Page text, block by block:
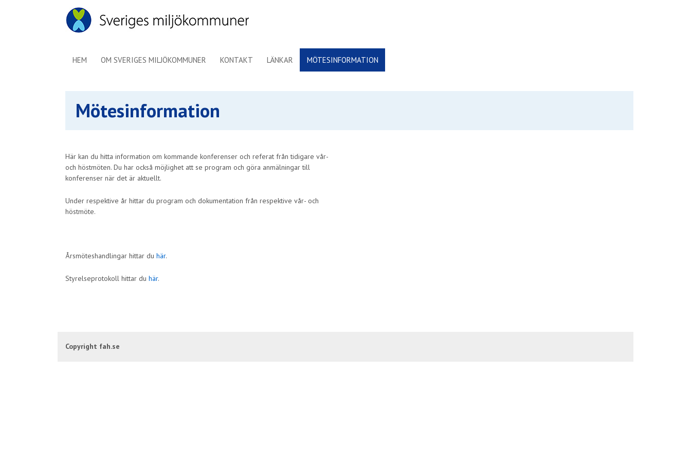
HEM OM SVERIGES MILJÖKOMMUNER KONTAKT LÄNKAR MÖTESINFORMATION
Mötesinformation
Här kan du hitta information om kommande konferenser och referat från tidigare vår-
och höstmöten. Du har också möjlighet att se program och göra anmälningar till
konferenser när det är aktuellt.
Under respektive år hittar du program och dokumentation från respektive vår- och
höstmöte.
Årsmöteshandlingar hittar du här.
Styrelseprotokoll hittar du här.
Copyright fah.se